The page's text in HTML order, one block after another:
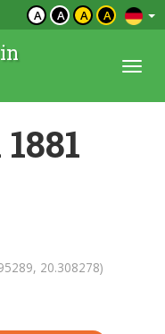
A A A A
20.308278)